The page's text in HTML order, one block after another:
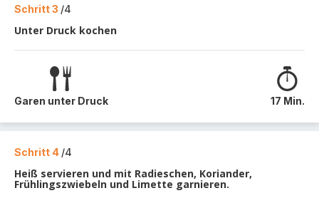
Schritt 3 /4
Unter Druck kochen
Garen unter Druck 17 Min.
Schritt 4 /4
Heiß servieren und mit Radieschen, Koriander,
Frühlingszwiebeln und Limette garnieren.